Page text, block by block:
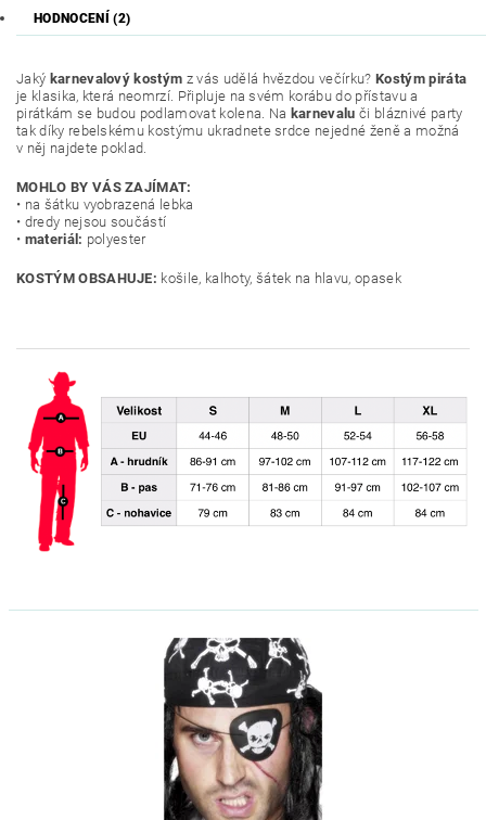
HODNOCENÍ (2)
Jaký karnevalový kostým z vás udělá hvězdou večírku? Kostým piráta
je klasika, která neomrzí. Připluje na svém korábu do přístavu a
pirátkám se budou podlamovat kolena. Na karnevalu či bláznivé party
tak díky rebelskému kostýmu ukradnete srdce nejedné ženě a možná
v něj najdete poklad.
MOHLO BY VÁS ZAJÍMAT:
• na šátku vyobrazená lebka
• dredy nejsou součástí
• materiál: polyester
KOSTÝM OBSAHUJE: košile, kalhoty, šátek na hlavu, opasek